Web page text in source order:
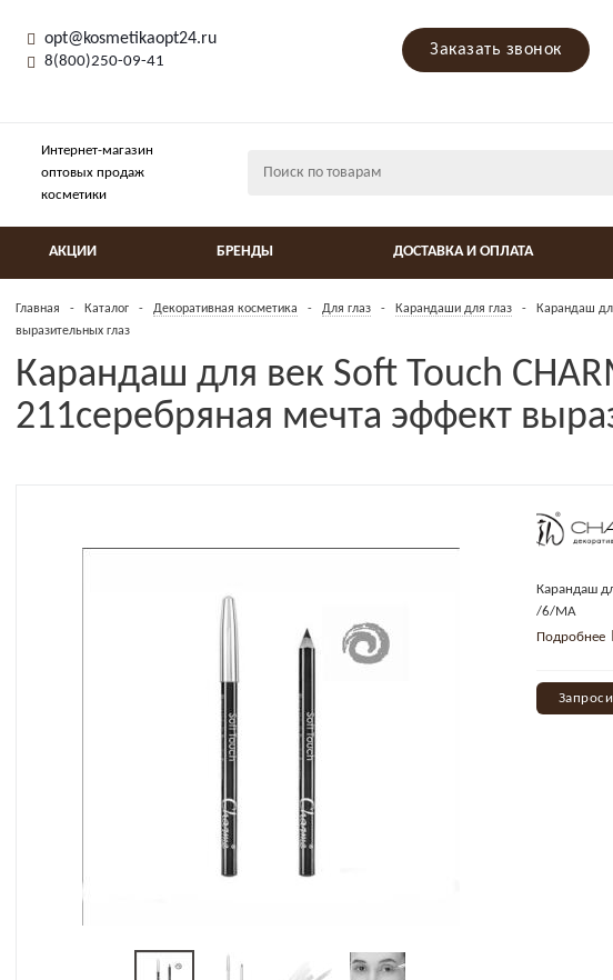
opt@kosmetikaopt24.ru
8(800)250-09-41
Заказать звонок
Интернет-магазин
оптовых продаж
косметики
АКЦИИ БРЕНДЫ ДОСТАВКА И ОПЛАТА
Главная - Каталог - Декоративная косметика - Для глаз - Карандаши для глаз -
Карандаш
выразительных глаз
Карандаш для век Soft Touch
211серебряная мечта эффект
Карандаш
/6/МА
Подробнее